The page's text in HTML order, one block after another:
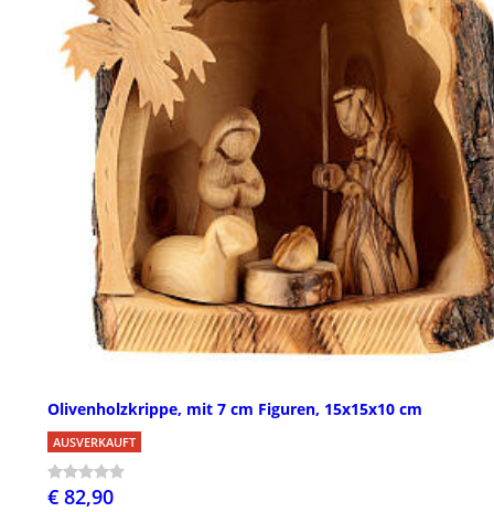
Olivenholzkrippe, mit 7 cm Figuren, 15x15x10 cm
AUSVERKAUFT
€ 82,90